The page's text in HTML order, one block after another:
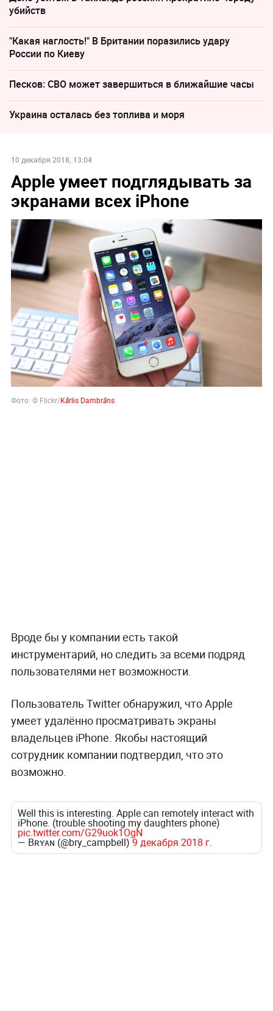
убийств
"Какая наглость!" В Британии поразились удару
России по Киеву
Песков: СВО может завершиться в ближайшие часы
Украина осталась без топлива и моря
10 декабря 2018, 13:04
Apple умеет подглядывать за
экранами всех iPhone
Фото: © Flickr/Kārlis Dambrāns
Вроде бы у компании есть такой
инструментарий, но следить за всеми подряд
пользователями нет возможности.
Пользователь Twitter обнаружил, что Apple
умеет удалённо просматривать экраны
владельцев iPhone. Якобы настоящий
сотрудник компании подтвердил, что это
возможно.
Well this is interesting. Apple can remotely interact with
iPhone. (trouble shooting my daughters phone)
pic.twitter.com/G29uok1OgN
— Bʀʏᴀɴ (@bry_campbell)9 декабря 2018 г.